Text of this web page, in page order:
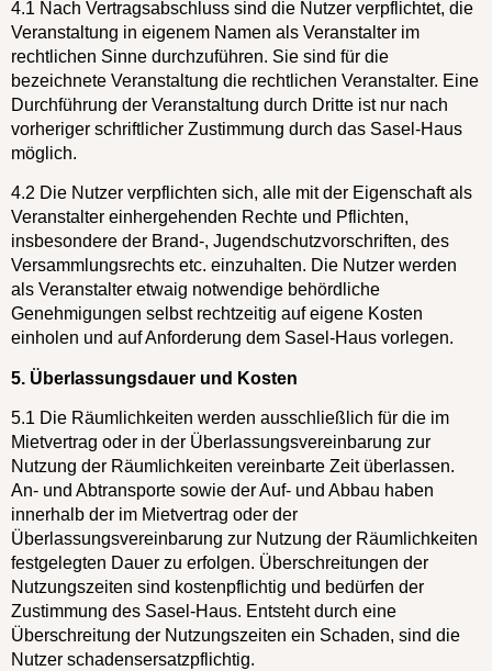
4.1 Nach Vertragsabschluss sind die Nutzer verpflichtet, die
Veranstaltung in eigenem Namen als Veranstalter im
rechtlichen Sinne durchzuführen. Sie sind für die
bezeichnete Veranstaltung die rechtlichen Veranstalter. Eine
Durchführung der Veranstaltung durch Dritte ist nur nach
vorheriger schriftlicher Zustimmung durch das Sasel-Haus
möglich.
4.2 Die Nutzer verpflichten sich, alle mit der Eigenschaft als
Veranstalter einhergehenden Rechte und Pflichten,
insbesondere der Brand-, Jugendschutzvorschriften, des
Versammlungsrechts etc. einzuhalten. Die Nutzer werden
als Veranstalter etwaig notwendige behördliche
Genehmigungen selbst rechtzeitig auf eigene Kosten
einholen und auf Anforderung dem Sasel-Haus vorlegen.
5. Überlassungsdauer und Kosten
5.1 Die Räumlichkeiten werden ausschließlich für die im
Mietvertrag oder in der Überlassungsvereinbarung zur
Nutzung der Räumlichkeiten vereinbarte Zeit überlassen.
An- und Abtransporte sowie der Auf- und Abbau haben
innerhalb der im Mietvertrag oder der
Überlassungsvereinbarung zur Nutzung der Räumlichkeiten
festgelegten Dauer zu erfolgen. Überschreitungen der
Nutzungszeiten sind kostenpflichtig und bedürfen der
Zustimmung des Sasel-Haus. Entsteht durch eine
Überschreitung der Nutzungszeiten ein Schaden, sind die
Nutzer schadensersatzpflichtig.